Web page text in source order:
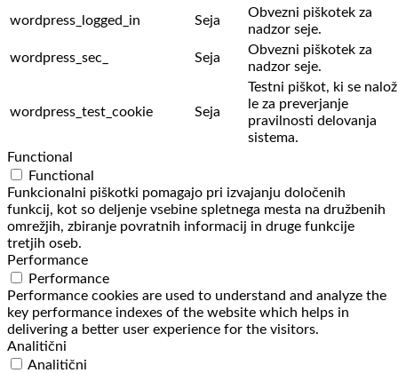
wordpress_logged_in
Seja
Obvezni piškotek za
nadzor seje.
wordpress_sec_
Seja
Obvezni piškotek za
nadzor seje.
wordpress_test_cookie Seja
Testni piškot, ki se
le za preverjanje
pravilnosti delovanja
sistema.
Functional
Functional
Funkcionalni piškotki pomagajo pri izvajanju določenih
funkcij, kot so deljenje vsebine spletnega mesta na družbenih
omrežjih, zbiranje povratnih informacij in druge funkcije
tretjih oseb.
Performance
Performance
Performance cookies are used to understand and analyze the
key performance indexes of the website which helps in
delivering a better user experience for the visitors.
Analitični
Analitični